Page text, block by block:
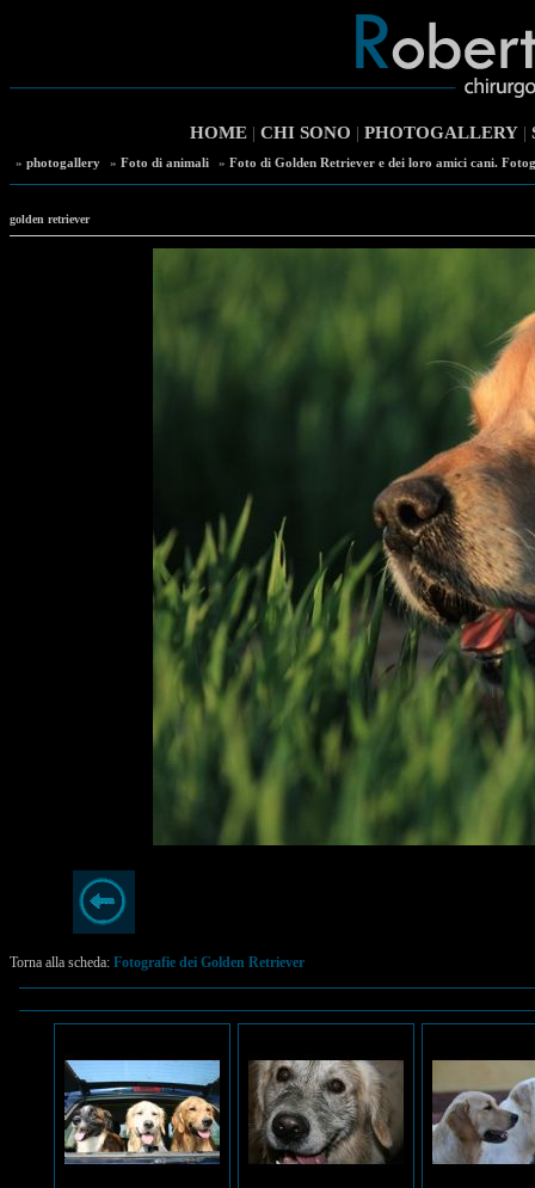
HOME| CHI SONO | PHOTOGALLERY|
» photogallery » Foto di animali » Foto di Golden Retriever e dei loro amici cani.
golden retriever
Torna alla scheda: Fotografie dei Golden Retriever